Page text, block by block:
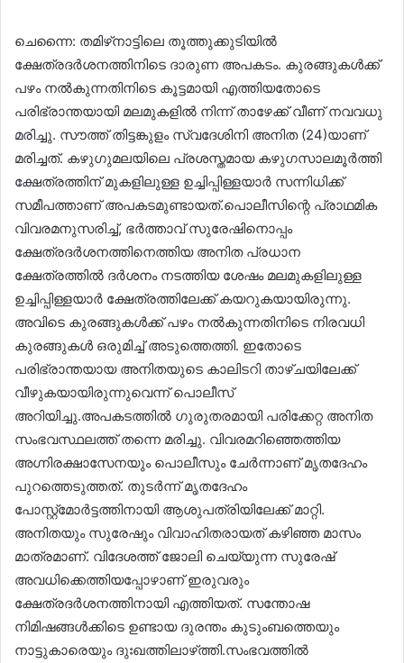
ചെന്നൈ: തമിഴ്‌നാട്ടിലെ തൂത്തുക്കുടിയില്‍
ക്ഷേത്രദര്‍ശനത്തിനിടെ ദാരുണ അപകടം. കുരങ്ങുകള്‍ക്ക്
പഴം നല്‍കുന്നതിനിടെ കൂട്ടമായി എത്തിയതോടെ
പരിഭ്രാന്തയായി മലമുകളില്‍ നിന്ന് താഴേക്ക് വീണ് നവവധു
മരിച്ചു. സൗത്ത് തിട്ടങ്കുളം സ്വദേശിനി അനിത (24)യാണ്
മരിച്ചത്. കഴുഗുമലയിലെ പ്രശസ്തമായ കഴുഗസാലമൂര്‍ത്തി
ക്ഷേത്രത്തിന് മുകളിലുള്ള ഉച്ചിപ്പിള്ളയാര്‍ സന്നിധിക്ക്
സമീപത്താണ് അപകടമുണ്ടായത്.പൊലീസിന്റെ പ്രാഥമിക
വിവരമനുസരിച്ച്, ഭര്‍ത്താവ് സുരേഷിനൊപ്പം
ക്ഷേത്രദര്‍ശനത്തിനെത്തിയ അനിത പ്രധാന
ക്ഷേത്രത്തില്‍ ദര്‍ശനം നടത്തിയ ശേഷം മലമുകളിലുള്ള
ഉച്ചിപ്പിള്ളയാര്‍ ക്ഷേത്രത്തിലേക്ക് കയറുകയായിരുന്നു.
അവിടെ കുരങ്ങുകള്‍ക്ക് പഴം നല്‍കുന്നതിനിടെ നിരവധി
കുരങ്ങുകള്‍ ഒരുമിച്ച് അടുത്തെത്തി. ഇതോടെ
പരിഭ്രാന്തയായ അനിതയുടെ കാലിടറി താഴ്ചയിലേക്ക്
വീഴുകയായിരുന്നുവെന്ന് പൊലീസ്
അറിയിച്ചു.അപകടത്തില്‍ ഗുരുതരമായി പരിക്കേറ്റ അനിത
സംഭവസ്ഥലത്ത് തന്നെ മരിച്ചു. വിവരമറിഞ്ഞെത്തിയ
അഗ്നിരക്ഷാസേനയും പൊലീസും ചേര്‍ന്നാണ് മൃതദേഹം
പുറത്തെടുത്തത്. തുടര്‍ന്ന് മൃതദേഹം
പോസ്റ്റ്‌മോര്‍ട്ടത്തിനായി ആശുപത്രിയിലേക്ക് മാറ്റി.
അനിതയും സുരേഷും വിവാഹിതരായത് കഴിഞ്ഞ മാസം
മാത്രമാണ്. വിദേശത്ത് ജോലി ചെയ്യുന്ന സുരേഷ്
അവധിക്കെത്തിയപ്പോഴാണ് ഇരുവരും
ക്ഷേത്രദര്‍ശനത്തിനായി എത്തിയത്. സന്തോഷ
നിമിഷങ്ങള്‍ക്കിടെ ഉണ്ടായ ദുരന്തം കുടുംബത്തെയും
നാട്ടുകാരെയും ദുഃഖത്തിലാഴ്‌ത്തി.സംഭവത്തില്‍